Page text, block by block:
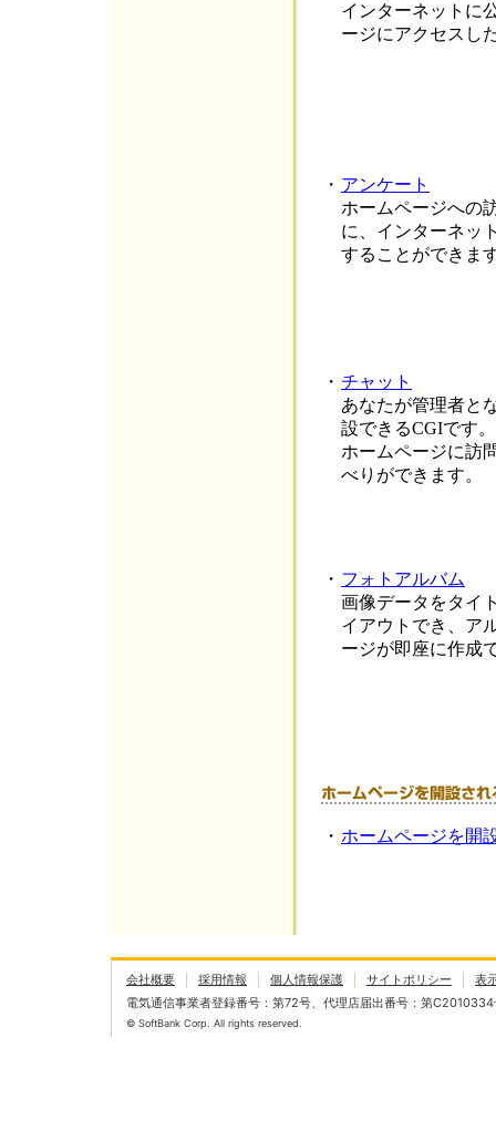
インターネットに
ージにアクセスし
・ アンケート
ホームページへの
に、インターネッ
することができま
・ チャット
あなたが管理者と
設できるCGIです。
ホームページに訪
べりができます。
・ フォトアルバム
画像データをタイ
イアウトでき、ア
ージが即座に作成
・ ホームページを開
会社概要 採用情報 個人情報保護 サイトポリシー
表
電気通信事業者登録番号：第72号、代理店届出番号：第C2010334
© SoftBank Corp. All rights reserved.